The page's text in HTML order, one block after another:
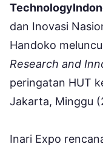
dan Inovasi
Handoko
Research and
peringatan HUT
Jakarta, Minggu
Inari Expo